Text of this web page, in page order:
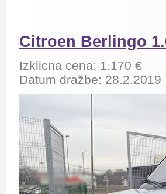
Citroen Berlingo
Izklicna cena: 1.170 €
Datum dražbe: 28.2.2019